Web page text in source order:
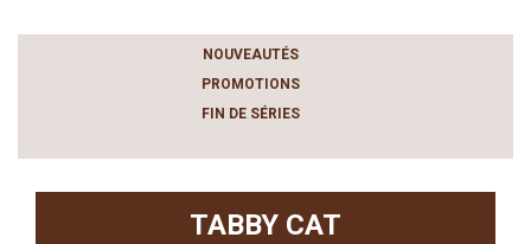
NOUVEAUTÉS
PROMOTIONS
FIN DE SÉRIES
TABBY CAT